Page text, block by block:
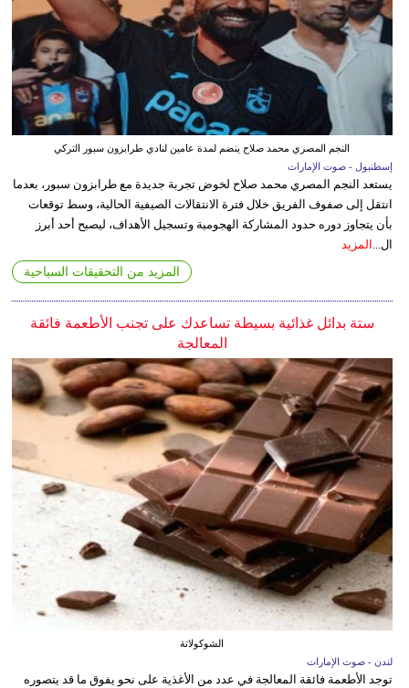
النجم المصري محمد صلاح ينضم لمدة عامين لنادي طرابزون سبور التركي
إسطنبول - صوت الإمارات
يستعد النجم المصري محمد صلاح لخوض تجربة جديدة مع طرابزون سبور، بعدما
انتقل إلى صفوف الفريق خلال فترة الانتقالات الصيفية الحالية، وسط توقعات
بأن يتجاوز دوره حدود المشاركة الهجومية وتسجيل الأهداف، ليصبح أحد أبرز
ال... المزيد
المزيد من التحقيقات السياحية
ستة بدائل غذائية بسيطة تساعدك على تجنب الأطعمة فائقة
المعالجة
الشوكولاتة
لندن - صوت الإمارات
توجد الأطعمة فائقة المعالجة في عدد من الأغذية على نحو يفوق ما قد يتصوره